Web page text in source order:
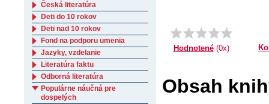
Hodnotené(0x)
Obsah
Česká literatúra
Deti do 10 rokov
Deti nad 10 rokov
Fond na podporu umenia
Jazyky, vzdelanie
Literatúra faktu
Odborná literatúra
Populárne náučná pre
dospelých